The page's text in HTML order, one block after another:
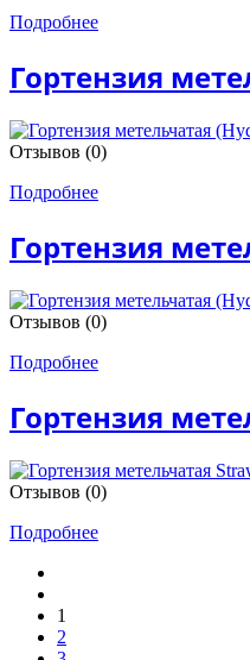
Подробнее
Гортензия
Отзывов (0)
Подробнее
Гортензия
Отзывов (0)
Подробнее
Гортензия
Отзывов (0)
Подробнее
1
2